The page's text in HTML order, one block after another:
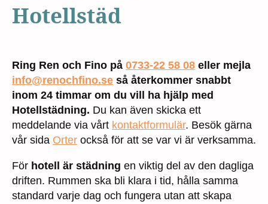
Hotellstäd
Ring Ren och Fino på 0733-22 58 08 eller mejla
info@renochfino.se så återkommer snabbt
inom 24 timmar om du vill ha hjälp med
Hotellstädning. Du kan även skicka ett
meddelande via vårt kontaktformulär. Besök gärna
vår sida Orter också för att se var vi är verksamma.
För hotell är städning en viktig del av den dagliga
driften. Rummen ska bli klara i tid, hålla samma
standard varje dag och fungera utan att skapa